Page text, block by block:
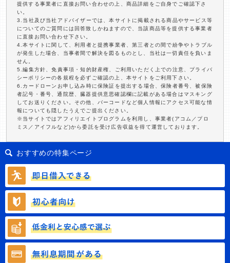
提供する事業者に直接お問い合わせの上、商品詳細をご自身でご確認下さ
い。
3.当社及び当社アドバイザーでは、本サイトに掲載される商品やサービス等
についてのご質問には回答致しかねますので、当該商品等を提供する事業者
に直接お問い合わせ下さい。
4.本サイトに関して、利用者と提携事業者、第三者との間で紛争やトラブル
が発生した場合、当事者間で解決を図るものとし、当社は一切責任を負いま
せん。
5.編集方針、免責事項・知的財産権、ご利用いただく上での注意、プライバ
シーポリシーの各規程を必ずご確認の上、本サイトをご利用下さい。
6.カードローンお申し込み時に保険証を提出する場合、保険者番号、被保険
者記号・番号、通院歴、臓器提供意思確認欄に記載がある場合はマスキング
してお送りください。その他、バーコードなど個人情報にアクセス可能な情
報についても隠したうえでご提出ください。
※当サイトではアフィリエイトプログラムを利用し、事業者(アコム／プロ
ミス／アイフルなど)から委託を受け広告収益を得て運営しております。
おすすめの特集ページ